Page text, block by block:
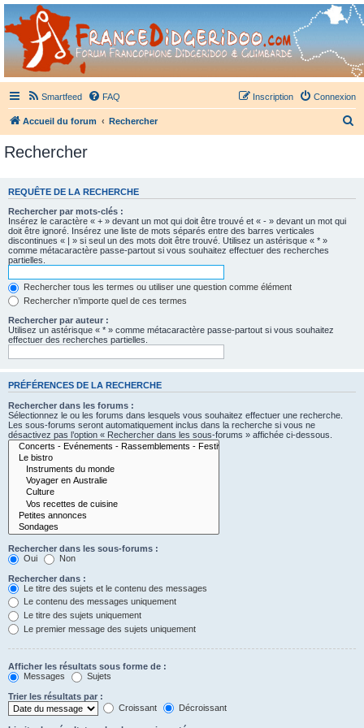
France Didgeridoo
Didgeridoo et Guimbarde sur France Didgeridoo - retrouvez la communauté.
Smartfeed FAQ Connexion
Inscription
Accueil du forum Rechercher
e
Rechercher
REQUÊTE DE LA RECHERCHE
Rechercher par mots-clés :
Insérez le caractère « + » devant un mot qui doit être trouvé et « - » devant un mot qui
doit être ignoré. Insérez une liste de mots séparés entre des barres verticales
discontinues « | » si seul un des mots doit être trouvé. Utilisez un astérisque « * »
comme métacaractère passe-partout si vous souhaitez effectuer des recherches
partielles.
Rechercher tous les termes ou utiliser une question comme élément
Rechercher n’importe quel de ces termes
Rechercher par auteur :
Utilisez un astérisque « * » comme métacaractère passe-partout si vous souhaitez
effectuer des recherches partielles.
PRÉFÉRENCES DE LA RECHERCHE
Rechercher dans les forums :
Sélectionnez le ou les forums dans lesquels vous souhaitez effectuer une recherche.
Les sous-forums seront automatiquement inclus dans la recherche si vous ne
désactivez pas l’option « Rechercher dans les sous-forums » affichée ci-dessous.
Rechercher dans les sous-forums :
Oui
Non
Rechercher dans :
Le titre des sujets et le contenu des messages
Le contenu des messages uniquement
Le titre des sujets uniquement
Le premier message des sujets uniquement
Afficher les résultats sous forme de :
Messages
Sujets
Trier les résultats par :
Croissant
Décroissant